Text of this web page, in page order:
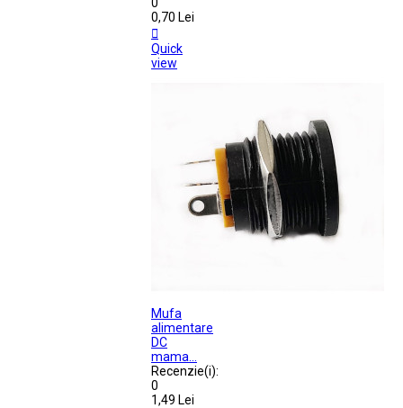
0,70 Lei

Quick
view
Mufa
alimentare
DC
mama...
Recenzie(i):
0
1,49 Lei